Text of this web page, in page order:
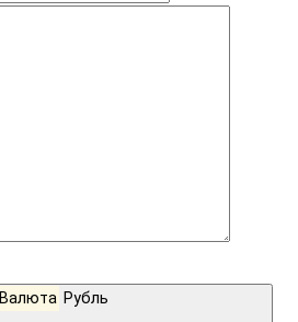
Валюта Рубль